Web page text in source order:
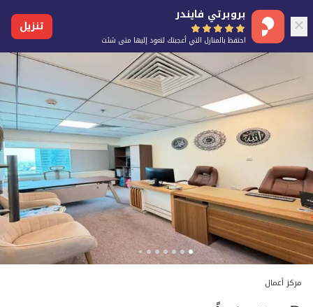
بروبرتي فايندر
احتفظ بالمنازل التي أعجبتك لتعود إليها متى شئت
تنزيل
مركز أعمال